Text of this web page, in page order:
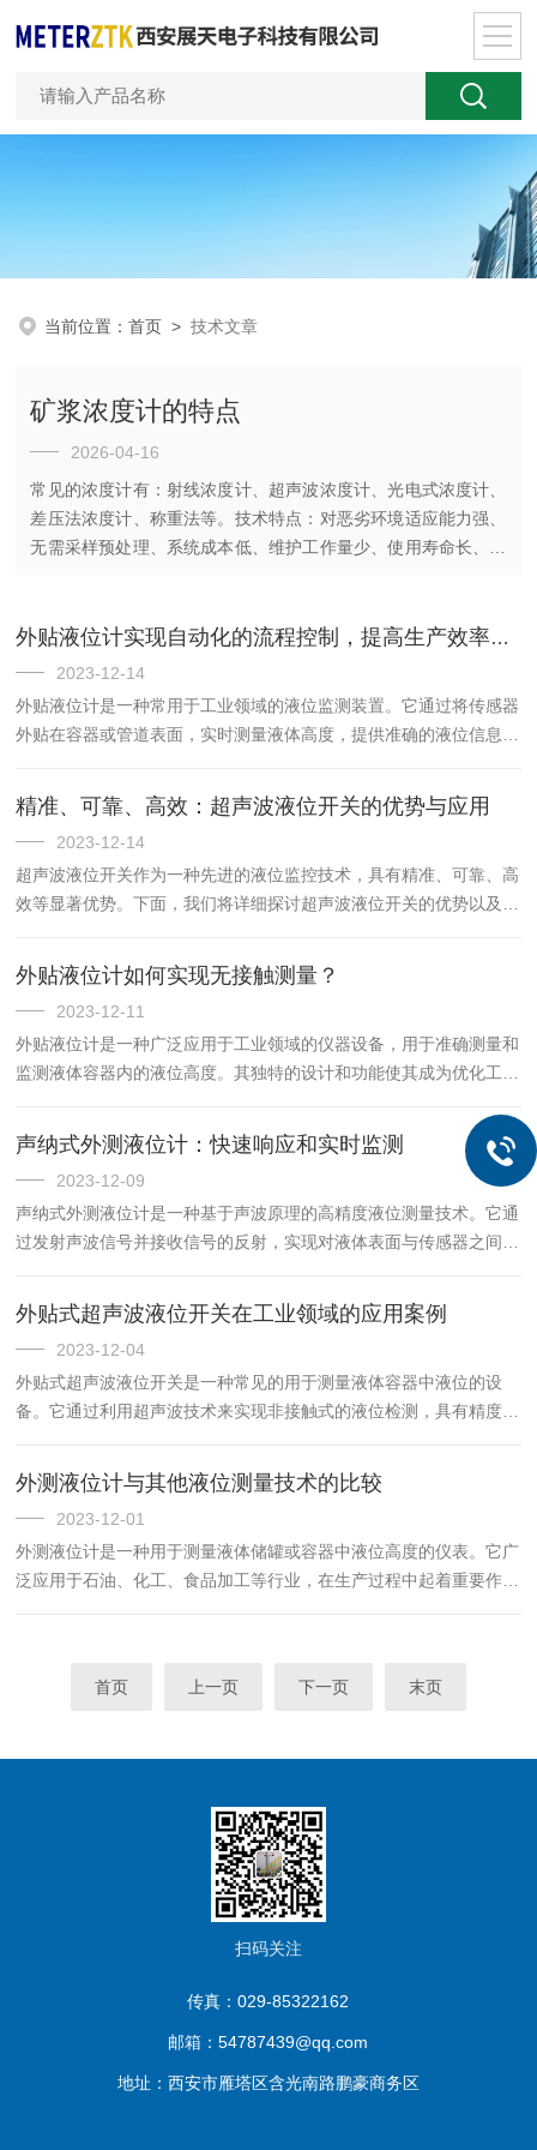
当前位置：首页 >技术文章
矿浆浓度计的特点
2026-04-16
常见的浓度计有：射线浓度计、超声波浓度计、光电式浓度计、
差压法浓度计、称重法等。技术特点：对恶劣环境适应能力强、
无需采样预处理、系统成本低、维护工作量少、使用寿命长、响
外贴液位计实现自动化的流程控制，提高生产效率和安全性
2023-12-14
外贴液位计是一种常用于工业领域的液位监测装置。它通过将传感器
外贴在容器或管道表面，实时测量液体高度，提供准确的液位信息。
用超声波脉冲在液体和气体之间的传播速度差异进行测量，从而确
定...
精准、可靠、高效：超声波液位开关的优势与应用
2023-12-14
超声波液位开关作为一种先进的液位监控技术，具有精准、可靠、高
效等显著优势。下面，我们将详细探讨超声波液位开关的优势以及其
射超声波并接收回波，能够精确测量液面的高度。其测量精度通常
可...
外贴液位计如何实现无接触测量？
2023-12-11
外贴液位计是一种广泛应用于工业领域的仪器设备，用于准确测量和
监测液体容器内的液位高度。其独特的设计和功能使其成为优化工业
器安装在容器外部，实时检测液体表面与传感器之间的距离，并将
其...
声纳式外测液位计：快速响应和实时监测
2023-12-09
声纳式外测液位计是一种基于声波原理的高精度液位测量技术。它通
过发射声波信号并接收信号的反射，实现对液体表面与传感器之间距
到了广泛应用。外测液位计具有许多优势。首先，它能够非接触地
进...
外贴式超声波液位开关在工业领域的应用案例
2023-12-04
外贴式超声波液位开关是一种常见的用于测量液体容器中液位的设
备。它通过利用超声波技术来实现非接触式的液位检测，具有精度
播和反射。该开关通常由一个发射装置和一个接收装置组成。发射装
置会...
外测液位计与其他液位测量技术的比较
2023-12-01
外测液位计是一种用于测量液体储罐或容器中液位高度的仪表。它广
泛应用于石油、化工、食品加工等行业，在生产过程中起着重要作
首页
上一页 下一页 末页
扫码关注
传真：029-85322162
邮箱：54787439@qq.com
地址：西安市雁塔区含光南路鹏豪商务区